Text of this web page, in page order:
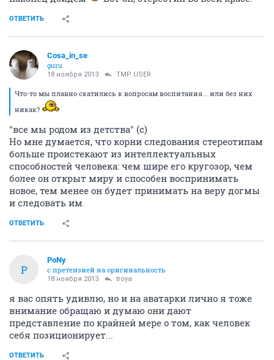
ОТВЕТИТЬ
Cosa_in_se
guru
18 ноября 2013 TMP USER
Что-то мы плавно скатились к вопросам воспитания... или без них
никак?
"все мы родом из детства" (с)
Но мне думается, что корни следования стереотипам
больше проистекают из интеллектуальных
способностей человека: чем шире его кругозор, чем
более он открыт миру и способен воспринимать
новое, тем менее он будет принимать на веру догмы
и следовать им.
ОТВЕТИТЬ
P
PoNy
с претензией на оригинальность
18 ноября 2013 troya
я вас опять удивлю, но и на аватарки лично я тоже
внимание обращаю и думаю они дают
представление по крайней мере о том, как человек
себя позиционирует...
ОТВЕТИТЬ